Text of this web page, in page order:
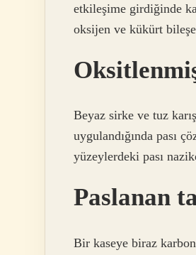
etkileşime girdiğinde
oksijen ve kükürt
Beyaz sirke ve tuz
uygulandığında pası
yüzeylerdeki pası
Paslanan
Bir kaseye biraz